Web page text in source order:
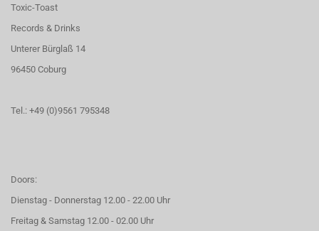
Toxic-Toast
Records & Drinks
Unterer Bürglaß 14
96450 Coburg
Tel.: +49 (0)9561 795348
Doors:
Dienstag - Donnerstag 12.00 - 22.00 Uhr
Freitag & Samstag 12.00 - 02.00 Uhr